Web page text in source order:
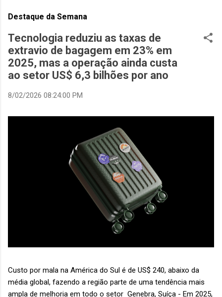
Destaque da Semana
Tecnologia reduziu as taxas de
extravio de bagagem em 23% em
2025, mas a operação ainda custa
ao setor US$ 6,3 bilhões por ano
8/02/2026 08:24:00 PM
Custo por mala na América do Sul é de US$ 240, abaixo da
média global, fazendo a região parte de uma tendência mais
ampla de melhoria em todo o setor Genebra, Suíça - Em 2025,